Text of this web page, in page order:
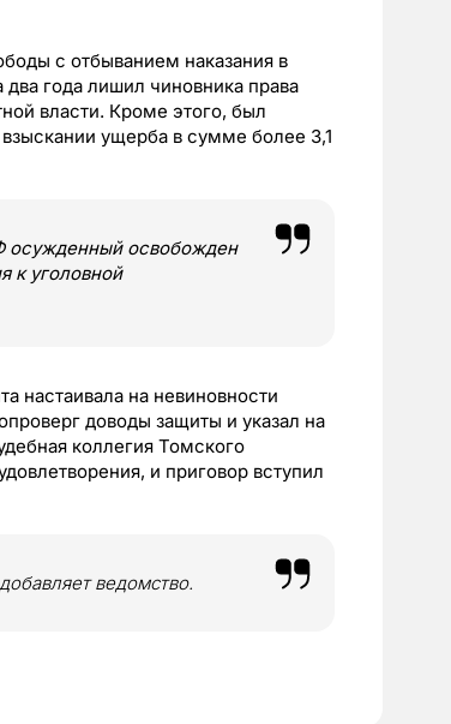
с отбыванием наказания в
года лишил чиновника права
власти. Кроме этого, был
ущерба в сумме более 3,1
осужденный освобожден
к уголовной
настаивала на невиновности
доводы защиты и указал на
коллегия Томского
и приговор вступил
ведомство.